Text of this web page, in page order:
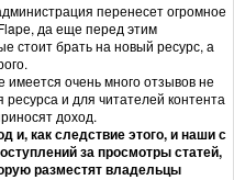
перенесет огромное
да еще перед этим
стоит брать на новый ресурс, а
имеется очень много отзывов не
и для читателей контента
доход.
и, как следствие этого, и наши с
за просмотры статей,
разместят владельцы